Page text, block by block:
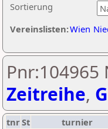
Sortierung
Vereinslisten:Wien
Zeitreihe,
tnrSt turnier